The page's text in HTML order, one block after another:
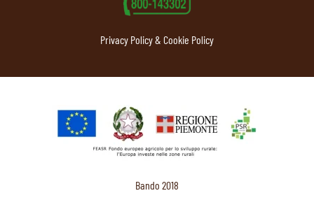
Privacy Policy & Cookie Policy
Bando 2018